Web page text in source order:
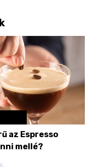
az Espresso
mellé?